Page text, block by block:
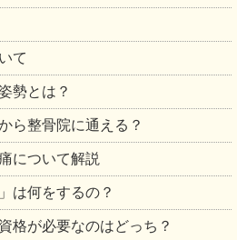
て
勢とは？
ら整骨院に通える？
について解説
は何をするの？
格が必要なのはどっち？